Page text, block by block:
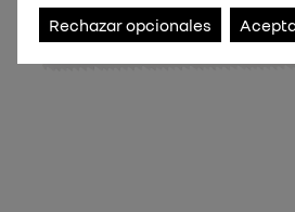
Rechazar opcionales